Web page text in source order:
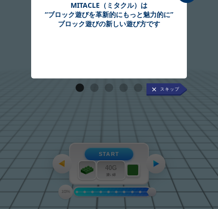
MITACLE（ミタクル）は
“ブロック遊びを革新的にもっと魅力的に”
ブロック遊びの新しい遊び方です
START
40G
濃い緑
100%